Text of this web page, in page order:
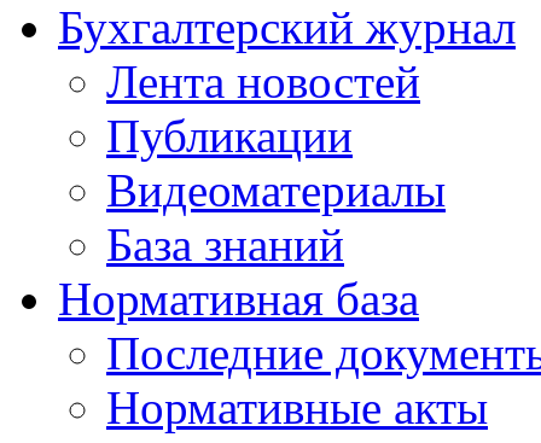
Бухгалтерский журнал
Лента новостей
Публикации
Видеоматериалы
База знаний
Нормативная база
Последние
Нормативные акты